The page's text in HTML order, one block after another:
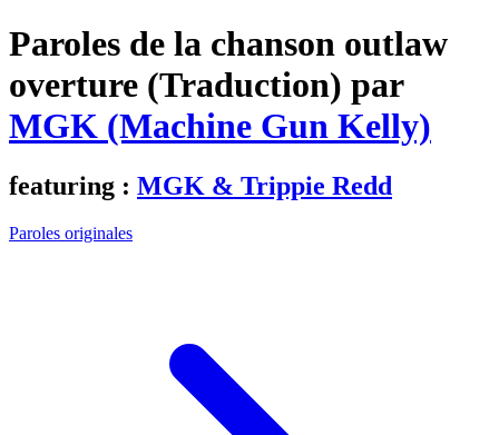
Paroles de la chanson outlaw
overture (Traduction) par
MGK (Machine Gun Kelly)
featuring : MGK & Trippie Redd
Paroles originales